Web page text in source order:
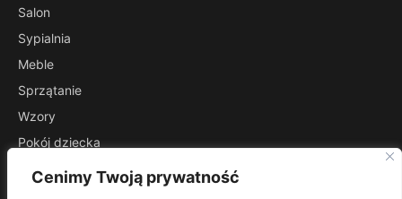
Cenimy Twoją prywatność
Salon
Sypialnia
Meble
Sprzątanie
Wzory
Pokój dziecka
Przedpokój
INFORMACJE